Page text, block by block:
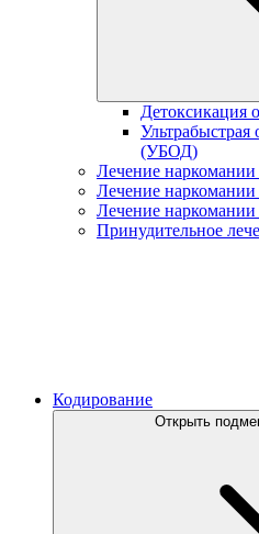
Детоксикация
Ультрабыстрая
(УБОД)
Лечение
Лечение наркомании
Лечение наркомании
Принудительное
Кодирование
Открыть